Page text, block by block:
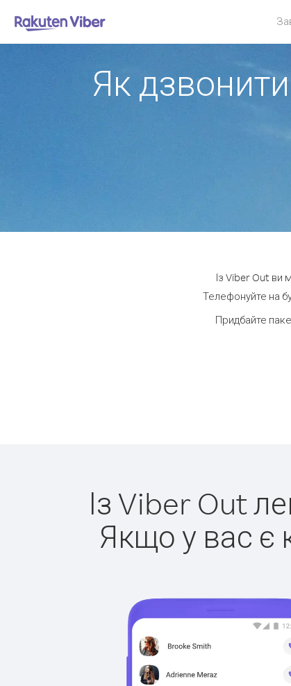
Як
Із Viber Out ви
Телефонуйте на
Придбайте
Із Viber Out
Якщо у вас є